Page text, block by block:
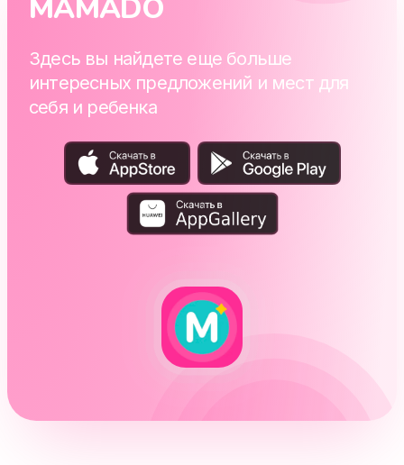
MAMADO
Здесь вы найдете еще больше
интересных предложений и мест для
себя и ребенка